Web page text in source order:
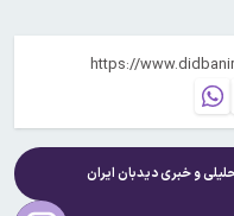
و خبریدیدبان ایران